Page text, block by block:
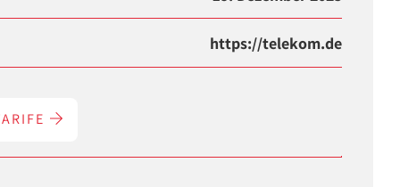
https://telekom.de